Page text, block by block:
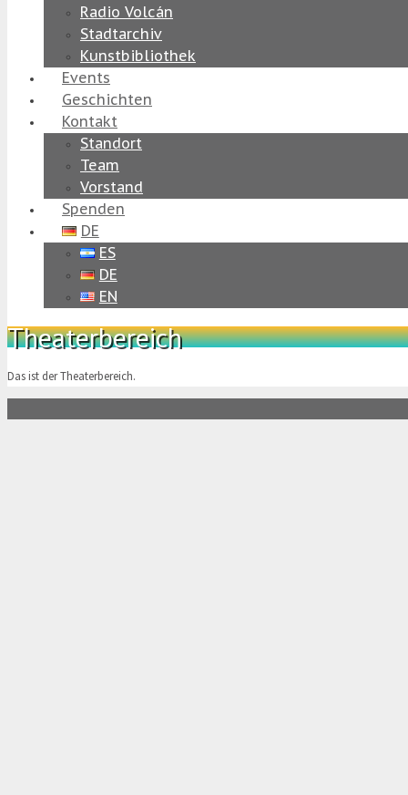
Radio Volcán
Stadtarchiv
Kunstbibliothek
Events
Geschichten
Kontakt
Standort
Team
Vorstand
Spenden
DE
ES
DE
EN
Theaterbereich
Das ist der Theaterbereich.